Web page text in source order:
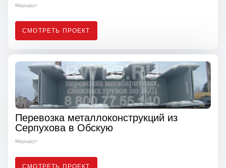
Маршрут
СМОТРЕТЬ ПРОЕКТ
Перевозка металлоконструкций из
Серпухова в Обскую
Маршрут
СМОТРЕТЬ ПРОЕКТ